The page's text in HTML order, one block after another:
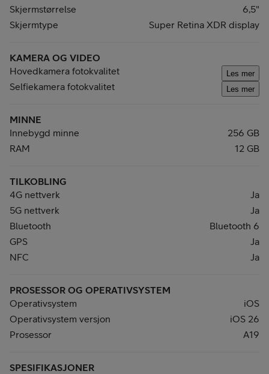
Skjermstørrelse
6,5"
Skjermtype
Super Retina XDR display
KAMERA OG VIDEO
Hovedkamera fotokvalitet
Les mer
Selfiekamera fotokvalitet Les mer
MINNE
Innebygd minne
256 GB
RAM
12 GB
TILKOBLING
4G nettverk
Ja
5G nettverk
Ja
Bluetooth
Bluetooth 6
GPS
Ja
NFC
Ja
PROSESSOR OG OPERATIVSYSTEM
Operativsystem
iOS
Operativsystem versjon
iOS 26
Prosessor
A19
SPESIFIKASJONER